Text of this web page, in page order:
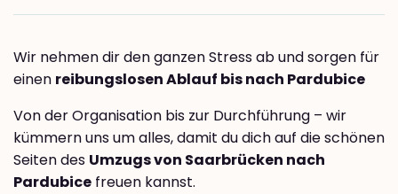
Wir nehmen dir den ganzen Stress ab und sorgen für
einen reibungslosen Ablauf bis nach Pardubice
Von der Organisation bis zur Durchführung – wir
kümmern uns um alles, damit du dich auf die schönen
Seiten des Umzugs von Saarbrücken nach
Pardubice freuen kannst.